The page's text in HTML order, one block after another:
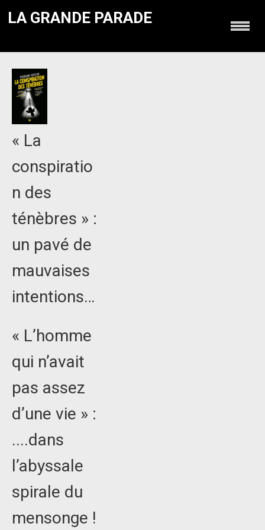
LA GRANDE PARADE
« La
conspiratio
n des
ténèbres » :
un pavé de
mauvaises
intentions…
« L’homme
qui n’avait
pas assez
d’une vie » :
....dans
l’abyssale
spirale du
mensonge !